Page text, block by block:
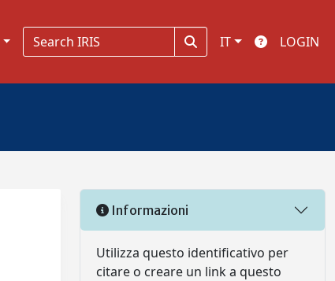
IT LOGIN
Informazioni
Utilizza questo identificativo per
citare o creare un link a questo